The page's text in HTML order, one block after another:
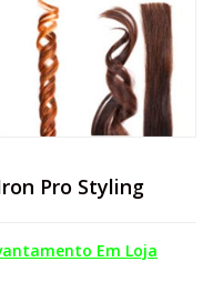
Pro Styling
Em Loja